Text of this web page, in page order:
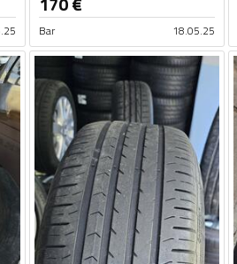
Bar 18.05.25